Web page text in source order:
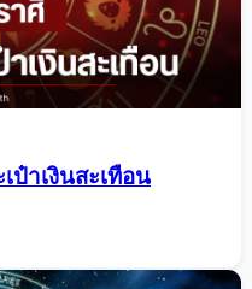
ป๋าเงินสะเทือน